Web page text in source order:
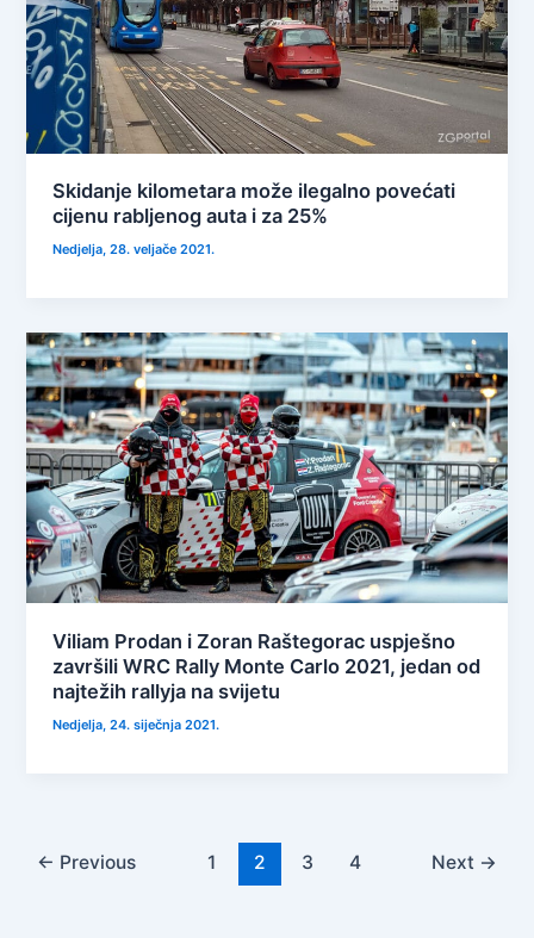
Skidanje kilometara može ilegalno povećati
cijenu rabljenog auta i za 25%
Nedjelja, 28. veljače 2021.
Viliam Prodan i Zoran Raštegorac uspješno
završili WRC Rally Monte Carlo 2021, jedan od
najtežih rallyja na svijetu
Nedjelja, 24. siječnja 2021.
← Previous 1 2 3 4 Next →